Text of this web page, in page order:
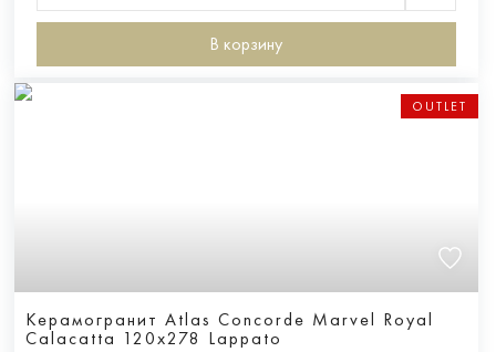
В корзину
OUTLET
Керамогранит Atlas Concorde Marvel Royal
Calacatta 120x278 Lappato